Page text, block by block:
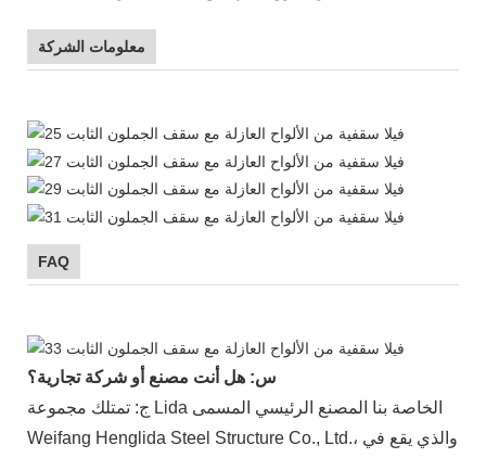
معلومات الشركة
FAQ
س: هل أنت مصنع أو شركة تجارية؟
ج: تمتلك مجموعة Lida الخاصة بنا المصنع الرئيسي المسمى
Weifang Henglida Steel Structure Co., Ltd.، والذي يقع في